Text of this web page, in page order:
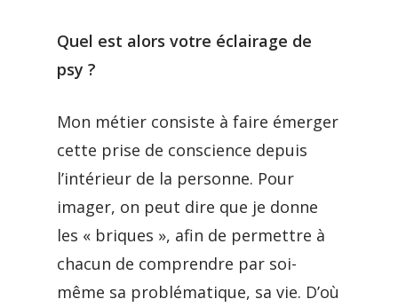
Quel est alors votre éclairage de
psy ?
Mon métier consiste à faire émerger
cette prise de conscience depuis
l’intérieur de la personne. Pour
imager, on peut dire que je donne
les « briques », afin de permettre à
chacun de comprendre par soi-
même sa problématique, sa vie. D’où